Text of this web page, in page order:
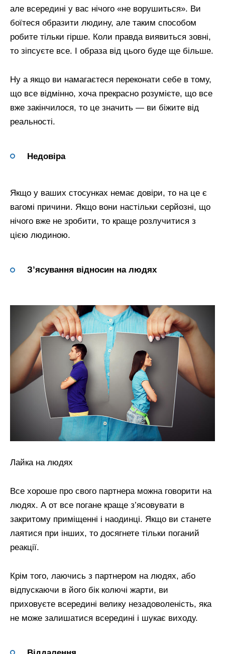
але всередині у вас нічого «не ворушиться». Ви
боїтеся образити людину, але таким способом
робите тільки гірше. Коли правда виявиться зовні,
то зіпсуєте все. І образа від цього буде ще більше.
Ну а якщо ви намагаєтеся переконати себе в тому,
що все відмінно, хоча прекрасно розумієте, що все
вже закінчилося, то це значить — ви біжите від
реальності.
Недовіра
Якщо у ваших стосунках немає довіри, то на це є
вагомі причини. Якщо вони настільки серйозні, що
нічого вже не зробити, то краще розлучитися з
цією людиною.
З’ясування відносин на людях
Лайка на людях
Все хороше про свого партнера можна говорити на
людях. А от все погане краще з’ясовувати в
закритому приміщенні і наодинці. Якщо ви станете
лаятися при інших, то досягнете тільки поганий
реакції.
Крім того, лаючись з партнером на людях, або
відпускаючи в його бік колючі жарти, ви
приховуєте всередині велику незадоволеність, яка
не може залишатися всередині і шукає виходу.